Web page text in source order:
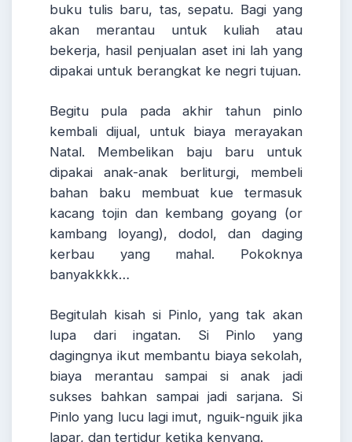
buku tulis baru, tas, sepatu. Bagi yang
akan merantau untuk kuliah atau
bekerja, hasil penjualan aset ini lah yang
dipakai untuk berangkat ke negri tujuan.
Begitu pula pada akhir tahun pinlo
kembali dijual, untuk biaya merayakan
Natal. Membelikan baju baru untuk
dipakai anak-anak berliturgi, membeli
bahan baku membuat kue termasuk
kacang tojin dan kembang goyang (or
kambang loyang), dodol, dan daging
kerbau yang mahal. Pokoknya
banyakkkk…
Begitulah kisah si Pinlo, yang tak akan
lupa dari ingatan. Si Pinlo yang
dagingnya ikut membantu biaya sekolah,
biaya merantau sampai si anak jadi
sukses bahkan sampai jadi sarjana. Si
Pinlo yang lucu lagi imut, nguik-nguik jika
lapar, dan tertidur ketika kenyang.